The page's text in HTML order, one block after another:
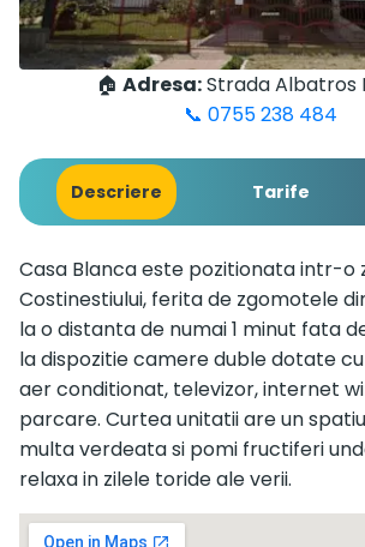
🏠 Adresa:Strada Albatros
📞 0755 238 484
Descriere Tarife
Casa Blanca este pozitionata intr-o
Costinestiului, ferita de zgomotele
la o distanta de numai 1 minut fata
la dispozitie camere duble dotate
aer conditionat, televizor, internet
parcare. Curtea unitatii are un
multa verdeata si pomi fructiferi
relaxa in zilele toride ale verii.